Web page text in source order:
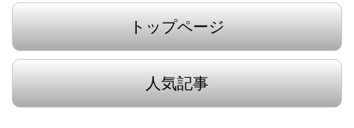
トップページ
人気記事